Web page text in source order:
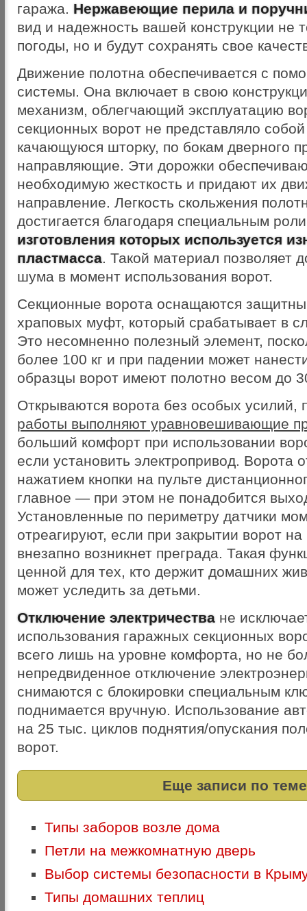
гаража. Нержавеющие перила и
вид и надежность вашей конструкции не
погоды, но и будут сохранять свое
Движение полотна обеспечивается с
системы. Она включает в свою
механизм, облегчающий эксплуатацию
секционных ворот не представляло
качающуюся шторку, по бокам дверного
направляющие. Эти дорожки
необходимую жесткость и придают их
направление. Легкость скольжения
достигается благодаря специальным
изготовления которых используется
пластмасса. Такой материал позволяет
шума в момент использования ворот.
Секционные ворота оснащаются
храповых муфт, который срабатывает в
Это несомненно полезный элемент,
более 100 кг и при падении может
образцы ворот имеют полотно весом до
Открываются ворота без особых усилий,
работы выполняют уравновешивающие
больший комфорт при использовании
если установить электропривод. Ворота
нажатием кнопки на пульте
главное — при этом не понадобится
Установленные по периметру датчики
отреагируют, если при закрытии ворот на
внезапно возникнет преграда. Такая
ценной для тех, кто держит домашних
может уследить за детьми.
Отключение электричества не
использования гаражных секционных
всего лишь на уровне комфорта, но не
непредвиденное отключение
снимаются с блокировки специальным
поднимается вручную. Использование
на 25 тыс. циклов поднятия/опускания
ворот.
Еще записи по теме
Типы заборов возле дома
Петли на межкомнатную дверь
Выбор системы безопасности в
Типы домашних теплиц